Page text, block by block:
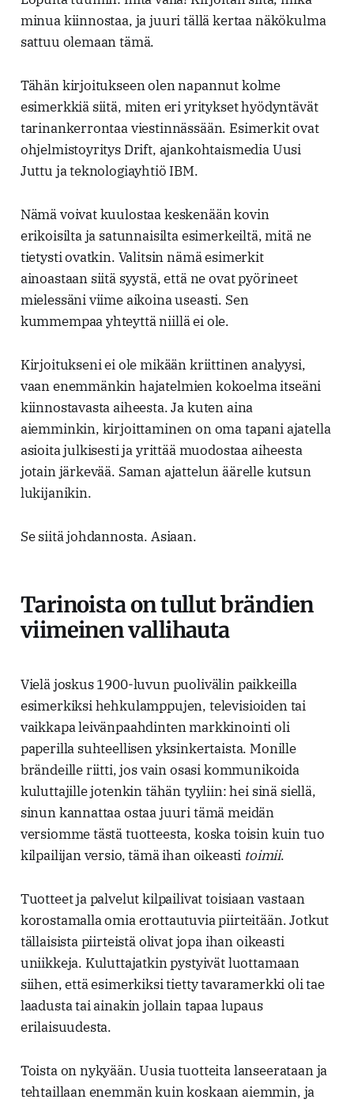
minua kiinnostaa, ja juuri tällä kertaa näkökulma
sattuu olemaan tämä.
Tähän kirjoitukseen olen napannut kolme
esimerkkiä siitä, miten eri yritykset hyödyntävät
tarinankerrontaa viestinnässään. Esimerkit ovat
ohjelmistoyritys Drift, ajankohtaismedia Uusi
Juttu ja teknologiayhtiö IBM.
Nämä voivat kuulostaa keskenään kovin
erikoisilta ja satunnaisilta esimerkeiltä, mitä ne
tietysti ovatkin. Valitsin nämä esimerkit
ainoastaan siitä syystä, että ne ovat pyörineet
mielessäni viime aikoina useasti. Sen
kummempaa yhteyttä niillä ei ole.
Kirjoitukseni ei ole mikään kriittinen analyysi,
vaan enemmänkin hajatelmien kokoelma itseäni
kiinnostavasta aiheesta. Ja kuten aina
aiemminkin, kirjoittaminen on oma tapani ajatella
asioita julkisesti ja yrittää muodostaa aiheesta
jotain järkevää. Saman ajattelun äärelle kutsun
lukijanikin.
Se siitä johdannosta. Asiaan.
Tarinoista on tullut brändien
viimeinen vallihauta
Vielä joskus 1900-luvun puolivälin paikkeilla
esimerkiksi hehkulamppujen, televisioiden tai
vaikkapa leivänpaahdinten markkinointi oli
paperilla suhteellisen yksinkertaista. Monille
brändeille riitti, jos vain osasi kommunikoida
kuluttajille jotenkin tähän tyyliin: hei sinä siellä,
sinun kannattaa ostaa juuri tämä meidän
versiomme tästä tuotteesta, koska toisin kuin tuo
kilpailijan versio, tämä ihan oikeasti toimii.
Tuotteet ja palvelut kilpailivat toisiaan vastaan
korostamalla omia erottautuvia piirteitään. Jotkut
tällaisista piirteistä olivat jopa ihan oikeasti
uniikkeja. Kuluttajatkin pystyivät luottamaan
siihen, että esimerkiksi tietty tavaramerkki oli tae
laadusta tai ainakin jollain tapaa lupaus
erilaisuudesta.
Toista on nykyään. Uusia tuotteita lanseerataan ja
tehtaillaan enemmän kuin koskaan aiemmin, ja